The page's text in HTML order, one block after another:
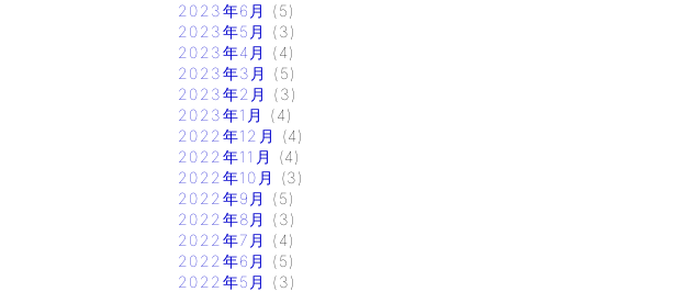
2023年6月
(5)
2023年5月
(3)
2023年4月
(4)
2023年3月
(5)
2023年2月
(3)
2023年1月
(4)
2022年12月
(4)
2022年11月
(4)
2022年10月
(3)
2022年9月
(5)
2022年8月
(3)
2022年7月
(4)
2022年6月
(5)
2022年5月
(3)